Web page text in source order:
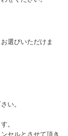
選びいただけま
い。
。
セルとさせて頂き